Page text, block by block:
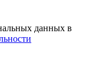
данных в